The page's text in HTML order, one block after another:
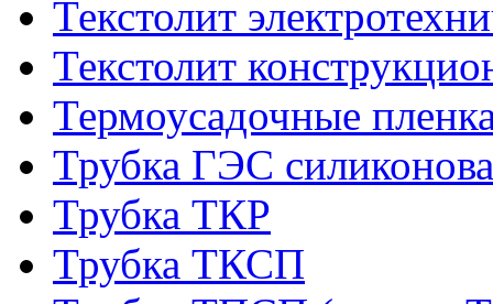
Текстолит
Текстолит
Термоусадочные
Трубка ГЭС
Трубка ТКР
Трубка ТКСП